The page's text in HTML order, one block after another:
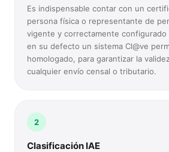
Es indispensable contar con un
persona física o representante de
vigente y correctamente configurado
en su defecto un sistema Cl@ve
homologado, para garantizar la
cualquier envío censal o tributario.
2
Clasificación IAE